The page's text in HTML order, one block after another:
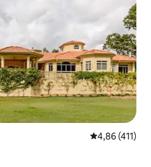
Gemiddelde
4,86 (411)